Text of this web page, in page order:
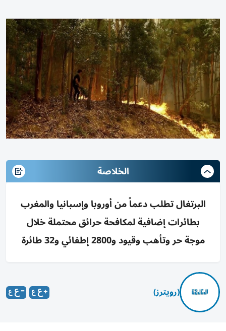
الخلاصة
البرتغال تطلب دعماً من أوروبا وإسبانيا والمغرب
بطائرات إضافية لمكافحة حرائق محتملة خلال
موجة حر وتأهب وقيود و2800 إطفائي و32 طائرة
(رويترز)